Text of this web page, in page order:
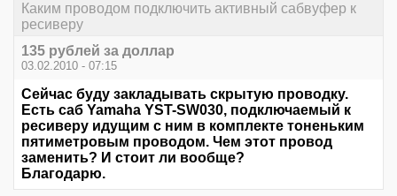
Каким проводом подключить активный сабвуфер к
ресиверу
135 рублей за доллар
03.02.2010 - 07:15
Сейчас буду закладывать скрытую проводку.
Есть саб Yamaha YST-SW030, подключаемый к
ресиверу идущим с ним в комплекте тоненьким
пятиметровым проводом. Чем этот провод
заменить? И стоит ли вообще?
Благодарю.